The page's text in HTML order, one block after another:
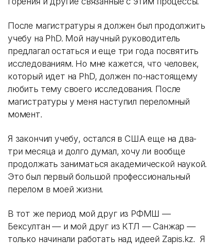
После магистратуры я должен был продолжить
учебу на PhD. Мой научный руководитель
предлагал остаться и еще три года посвятить
исследованиям. Но мне кажется, что человек,
который идет на PhD, должен по-настоящему
любить тему своего исследования. После
магистратуры у меня наступил переломный
момент.
Я закончил учебу, остался в США еще на два-
три месяца и долго думал, хочу ли вообще
продолжать заниматься академической наукой.
Это был первый большой профессиональный
перелом в моей жизни.
В тот же период мой друг из РФМШ —
Бексултан — и мой друг из КТЛ — Санжар —
только начинали работать над идеей Zapis.kz. Я